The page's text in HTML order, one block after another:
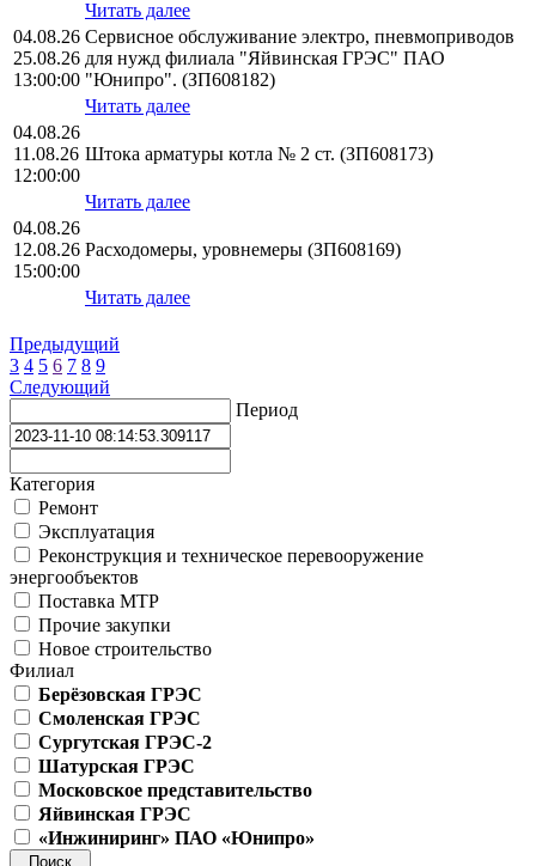
Читать далее
04.08.26
25.08.26
13:00:00
Сервисное обслуживание электро, пневмоприводов
для нужд филиала "Яйвинская ГРЭС" ПАО
"Юнипро". (ЗП608182)
Читать далее
04.08.26
11.08.26
12:00:00
Штока арматуры котла № 2 ст. (ЗП608173)
Читать далее
04.08.26
12.08.26
15:00:00
Расходомеры, уровнемеры (ЗП608169)
Читать далее
Предыдущий
3 4 5 6 7 8 9
Следующий
Период
Категория
Ремонт
Эксплуатация
Реконструкция и техническое перевооружение
энергообъектов
Поставка МТР
Прочие закупки
Новое строительство
Филиал
Берёзовская ГРЭС
Смоленская ГРЭС
Сургутская ГРЭС-2
Шатурская ГРЭС
Московское представительство
Яйвинская ГРЭС
«Инжиниринг» ПАО «Юнипро»